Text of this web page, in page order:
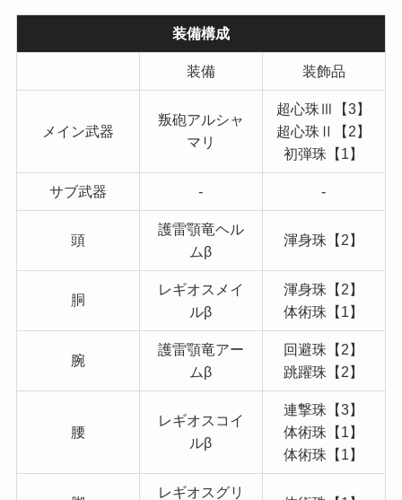
装備構成
装備 装飾品
メイン武器
叛砲アルシャ
マリ
超心珠Ⅲ【3】
超心珠Ⅱ【2】
初弾珠【1】
サブ武器 - -
頭
護雷顎竜ヘル
ムβ
渾身珠【2】
胴
レギオスメイ
ルβ
渾身珠【2】
体術珠【1】
腕
護雷顎竜アー
ムβ
回避珠【2】
跳躍珠【2】
腰
レギオスコイ
ルβ
連撃珠【3】
体術珠【1】
体術珠【1】
レギオスグリ